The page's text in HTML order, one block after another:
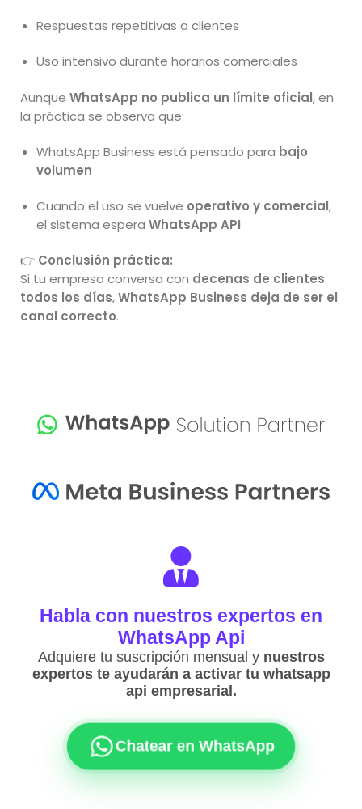
Respuestas repetitivas a clientes
Uso intensivo durante horarios comerciales
Aunque WhatsApp no publica un límite oficial, en
la práctica se observa que:
WhatsApp Business está pensado para bajo
volumen
Cuando el uso se vuelve operativo y comercial,
el sistema espera WhatsApp API
👉 Conclusión práctica:
Si tu empresa conversa con decenas de clientes
todos los días,WhatsApp Business deja de ser el
canal correcto.
Habla con nuestros expertos en
WhatsApp Api
Adquiere tu suscripción mensual y nuestros
expertos te ayudarán a activar tu whatsapp
api empresarial.
Chatear en WhatsApp